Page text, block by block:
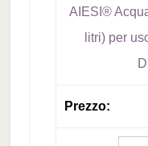
AIESI®
litri) per